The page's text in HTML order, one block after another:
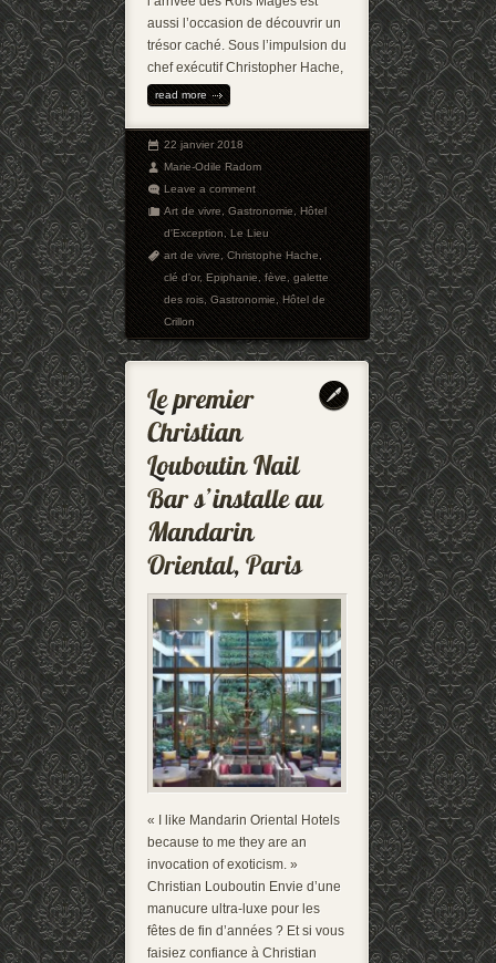
aussi l’occasion de découvrir un
trésor caché. Sous l’impulsion du
chef exécutif Christopher Hache,
read more
22 janvier 2018
Marie-Odile Radom
Leave a comment
Art de vivre,Gastronomie,Hôtel
d'Exception,Le Lieu
art de vivre,Christophe Hache,
clé d'or,Epiphanie,fève,galette
des rois,Gastronomie,Hôtel de
Crillon
« I like Mandarin Oriental Hotels
because to me they are an
invocation of exoticism. »
Christian Louboutin Envie d’une
manucure ultra-luxe pour les
fêtes de fin d’années ? Et si vous
faisiez confiance à Christian